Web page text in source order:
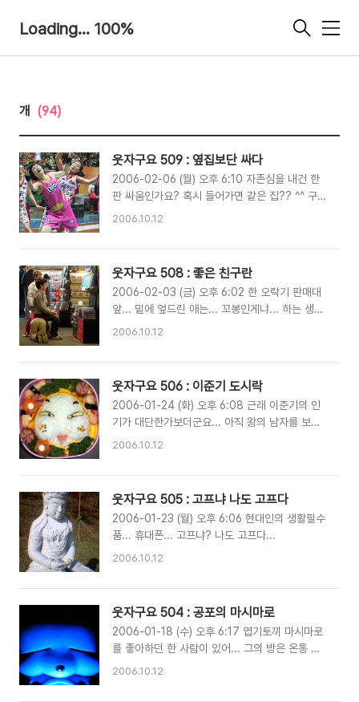
Loading... 100%
메
개 (94)
웃자구요 509 : 옆집보단 싸다
2006-02-06 (월) 오후 6:10 자존심을 내건 한
판 싸움인가요? 혹시 들어가면 같은 집?? ^^ 구하
라 그리하면 주실것이니... 안먹었다고 오리발 내
2006.10.12
웃자구요 508 : 좋은 친구란
2006-02-03 (금) 오후 6:02 한 오락기 판매대
앞... 밑에 엎드린 애는... 꼬봉인게냐... 하는 생각
을 할 찰나... 곧 이은... 자리 체인지.... 이런게 우
2006.10.12
웃자구요 506 : 이준기 도시락
2006-01-24 (화) 오후 6:08 근래 이준기의 인
기가 대단한가보더군요... 아직 왕의 남자를 보지
못해서... 말하긴 뭐하지만... 전 별로던데.... ㅎㅎ
잘근잘근 씹어줄테다.... ^^ 그러고보니.... 2006
년 들어.... 아직 책 한권을 읽지 않았네요... ㅠㅠ
2006.10.12
웃자구요 505 : 고프냐 나도 고프다
2006-01-23 (월) 오후 6:06 현대인의 생활필수
품... 휴대폰... 고프냐? 나도 고프다...
2006.10.12
웃자구요 504 : 공포의 마시마로
2006-01-18 (수) 오후 6:17 엽기토끼 마시마로
를 좋아하던 한 사람이 있어... 그의 방은 온통 마
시마로 캐릭터 였다는데.... 탁상 시계또한 마시마
2006.10.12